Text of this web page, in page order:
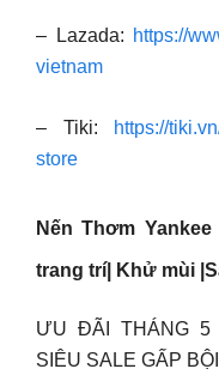
– Lazada: https://
vietnam
– Tiki:
https://
store
Nến Thơm
trang trí| Khử mùi
ƯU ĐÃI THÁNG 5
SIÊU SALE GẤP